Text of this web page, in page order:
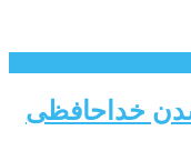
شدن خداحافظی